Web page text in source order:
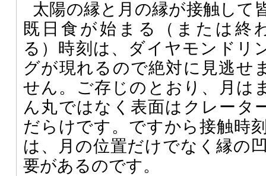
太陽の縁と月の縁が接触して
既日食が始まる（または終
る）時刻は、ダイヤモンドリ
グが現れるので絶対に見逃せ
せん。ご存じのとおり、月は
ん丸ではなく表面はクレータ
だらけです。ですから接触時
は、月の位置だけでなく縁の
要があるのです。